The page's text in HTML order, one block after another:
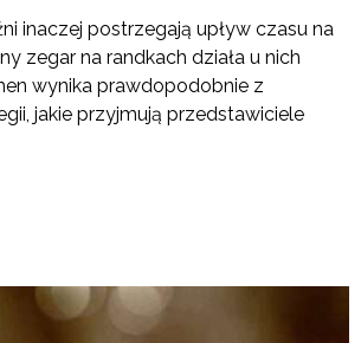
inaczej postrzegają upływ czasu na
zegar na randkach działa u nich
wynika prawdopodobnie z
jakie przyjmują przedstawiciele